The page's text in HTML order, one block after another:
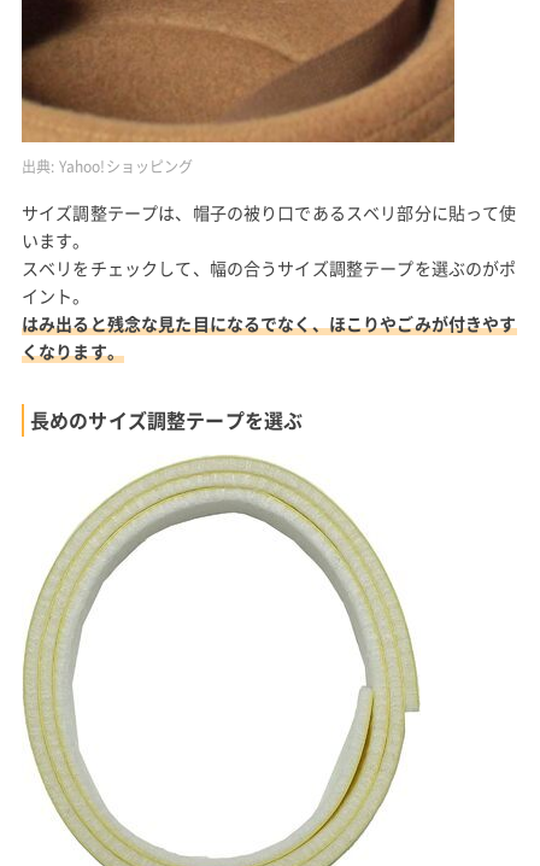
出典: Yahoo!ショッピング
サイズ調整テープは、帽子の被り口であるスベリ部分に貼って使
います。
スベリをチェックして、幅の合うサイズ調整テープを選ぶのがポ
イント。
はみ出ると残念な見た目になるでなく、ほこりやごみが付きやす
くなります。
長めのサイズ調整テープを選ぶ